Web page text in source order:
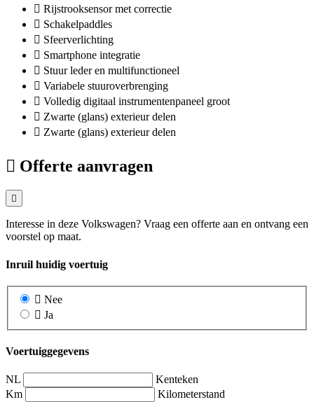
Rijstrooksensor met correctie
Schakelpaddles
Sfeerverlichting
Smartphone integratie
Stuur leder en multifunctioneel
Variabele stuuroverbrenging
Volledig digitaal instrumentenpaneel groot
Zwarte (glans) exterieur delen
Zwarte (glans) exterieur delen
Offerte aanvragen
Interesse in deze Volkswagen? Vraag een offerte aan en ontvang een
voorstel op maat.
Inruil huidig voertuig
Nee
Ja
Voertuiggegevens
NL
Kenteken
Km
Kilometerstand